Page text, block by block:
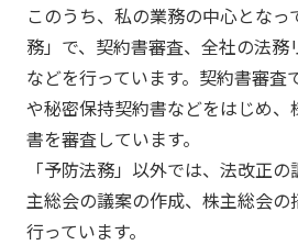
このうち、私の業務の中心とな
務」で、契約書審査、全社の法
などを行っています。契約書審査
や秘密保持契約書などをはじめ
書を審査しています。
「予防法務」以外では、法改正
主総会の議案の作成、株主総会の
行っています。